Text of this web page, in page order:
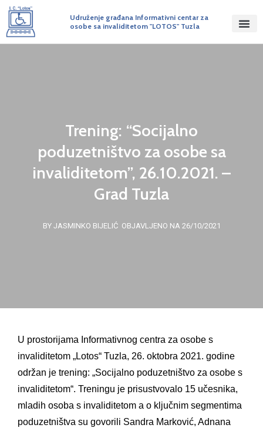
Udruženje građana Informativni centar za
osobe sa invaliditetom "LOTOS" Tuzla
Trening: “Socijalno
poduzetništvo za osobe sa
invaliditetom”, 26.10.2021. –
Grad Tuzla
BY JASMINKO BIJELIĆ OBJAVLJENO NA 26/10/2021
U prostorijama Informativnog centra za osobe s
invaliditetom „Lotos“ Tuzla, 26. oktobra 2021. godine
održan je trening: „Socijalno poduzetništvo za osobe s
invaliditetom“. Treningu je prisustvovalo 15 učesnika,
mladih osoba s invaliditetom a o ključnim segmentima
poduzetništva su govorili Sandra Marković, Adnana